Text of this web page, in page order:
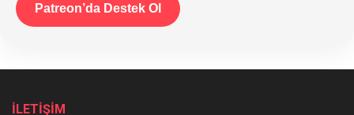
Patreon’da Destek Ol
İLETİŞİM